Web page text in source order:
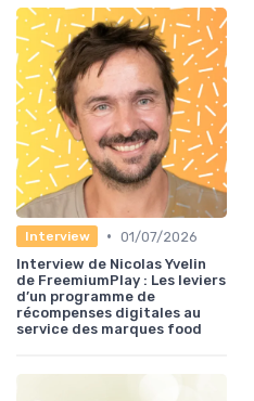
Interview • 01/07/2026
Interview de Nicolas Yvelin
de FreemiumPlay : Les leviers
d’un programme de
récompenses digitales au
service des marques food